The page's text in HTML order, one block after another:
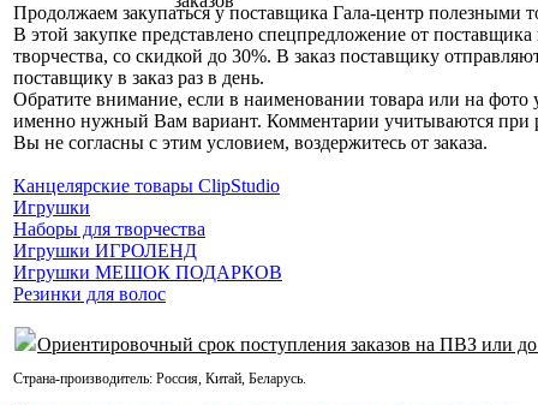
Продолжаем закупаться у поставщика Гала-центр полезными
В этой закупке представлено спецпредложение от
творчества, со скидкой до 30%. В заказ поставщику
поставщику в заказ раз в день.
Обратите внимание, если в наименовании товара или на фото
именно нужный Вам вариант. Комментарии учитываются при
Вы не согласны с этим условием, воздержитесь от заказа.
Канцелярские товары ClipStudio
Игрушки
Наборы для творчества
Игрушки ИГРОЛЕНД
Игрушки МЕШОК ПОДАРКОВ
Резинки для волос
Ориентировочный срок поступления заказов на ПВЗ или
Страна-производитель: Россия, Китай, Беларусь.